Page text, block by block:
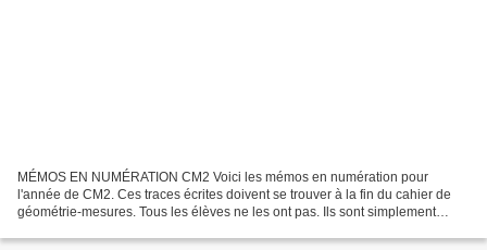
MÉMOS EN NUMÉRATION CM2 Voici les mémos en numération pour
l'année de CM2. Ces traces écrites doivent se trouver à la fin du cahier de
géométrie-mesures. Tous les élèves ne les ont pas. Ils sont simplement